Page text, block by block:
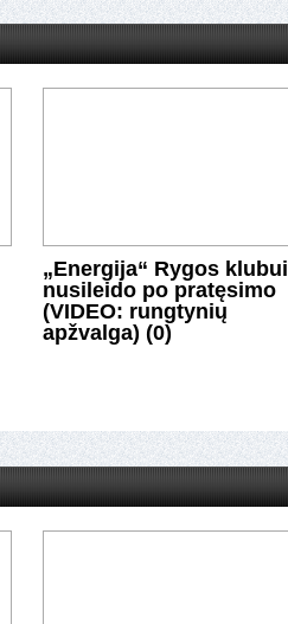
„Energija“ Rygos klubui
nusileido po pratęsimo
(VIDEO: rungtynių
apžvalga) (0)